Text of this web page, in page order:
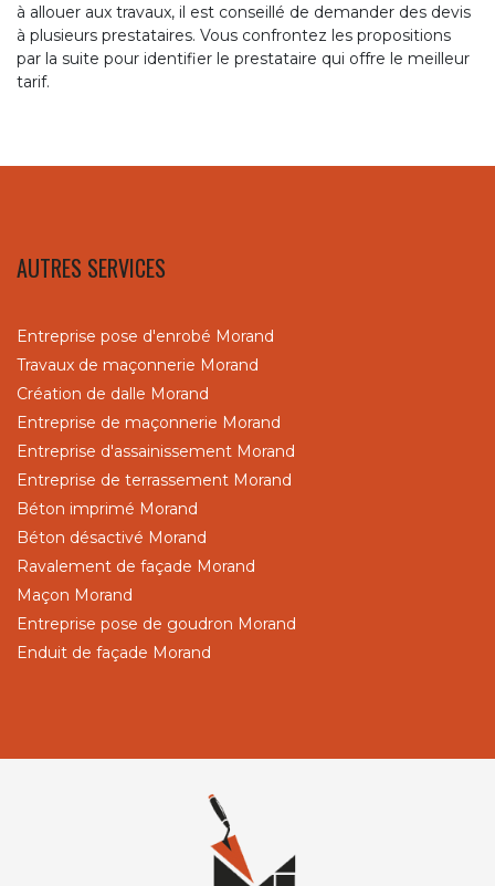
à allouer aux travaux, il est conseillé de demander des devis
à plusieurs prestataires. Vous confrontez les propositions
par la suite pour identifier le prestataire qui offre le meilleur
tarif.
AUTRES SERVICES
Entreprise pose d'enrobé Morand
Travaux de maçonnerie Morand
Création de dalle Morand
Entreprise de maçonnerie Morand
Entreprise d'assainissement Morand
Entreprise de terrassement Morand
Béton imprimé Morand
Béton désactivé Morand
Ravalement de façade Morand
Maçon Morand
Entreprise pose de goudron Morand
Enduit de façade Morand